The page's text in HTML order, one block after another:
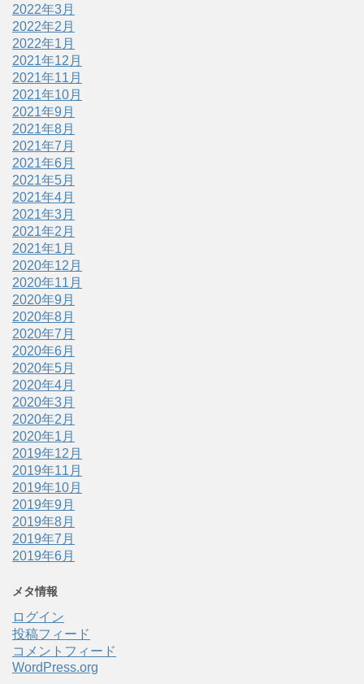
2022年3月
2022年2月
2022年1月
2021年12月
2021年11月
2021年10月
2021年9月
2021年8月
2021年7月
2021年6月
2021年5月
2021年4月
2021年3月
2021年2月
2021年1月
2020年12月
2020年11月
2020年9月
2020年8月
2020年7月
2020年6月
2020年5月
2020年4月
2020年3月
2020年2月
2020年1月
2019年12月
2019年11月
2019年10月
2019年9月
2019年8月
2019年7月
2019年6月
メタ情報
ログイン
投稿フィード
コメントフィード
WordPress.org